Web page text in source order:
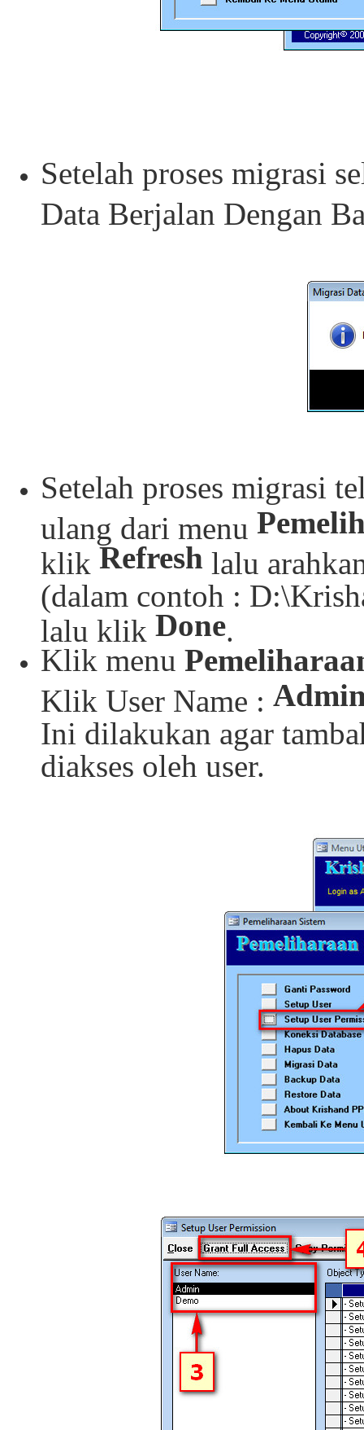
Setelah proses migrasi
Data Berjalan Dengan
Setelah proses migrasi
ulang dari menu
klik Refresh lalu
(dalam contoh :
lalu klik Done
Klik menu
Klik User Name :
Ini dilakukan agar
diakses oleh user.